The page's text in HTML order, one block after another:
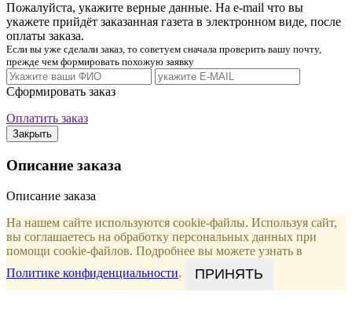
Пожалуйста, укажите верные данные. На e-mail что вы
укажете прийдёт заказанная газета в электронном виде, после
оплаты заказа.
Если вы уже сделали заказ, то советуем сначала проверить вашу почту,
прежде чем формировать похожую заявку
Сформировать заказ
Оплатить заказ
Закрыть
Описание заказа
Описание заказа
На нашем сайте используются cookie-файлы. Используя сайт,
вы соглашаетесь на обработку персональных данных при
помощи cookie-файлов. Подробнее вы можете узнать в
Политике конфиденциальности. ПРИНЯТЬ